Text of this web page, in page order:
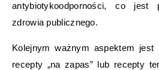
antybiotykoodporności, co jest
zdrowia publicznego.
Kolejnym ważnym aspektem jest
recepty „na zapas” lub recepty